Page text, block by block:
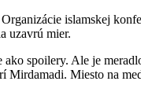
islamskej
uzavrú mier.
spoilery. Ale je
Miesto na